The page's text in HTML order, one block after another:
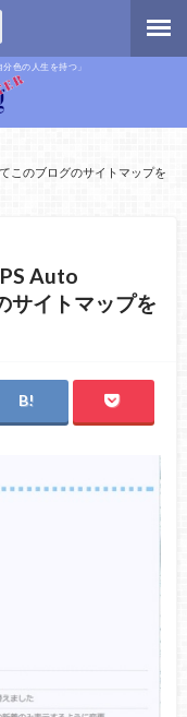
色の人生を持つ」
このブログのサイトマップを
Auto
サイトマップを